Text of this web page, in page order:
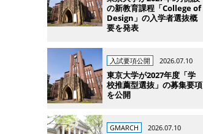
の新教育課程「College of
Design」の入学者選抜概
要を発表
入試要項公開 2026.07.10
東京大学が2027年度「学
校推薦型選抜」の募集要項
を公開
GMARCH 2026.07.10